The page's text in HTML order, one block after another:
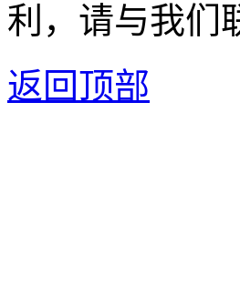
利，请与我们
返回顶部